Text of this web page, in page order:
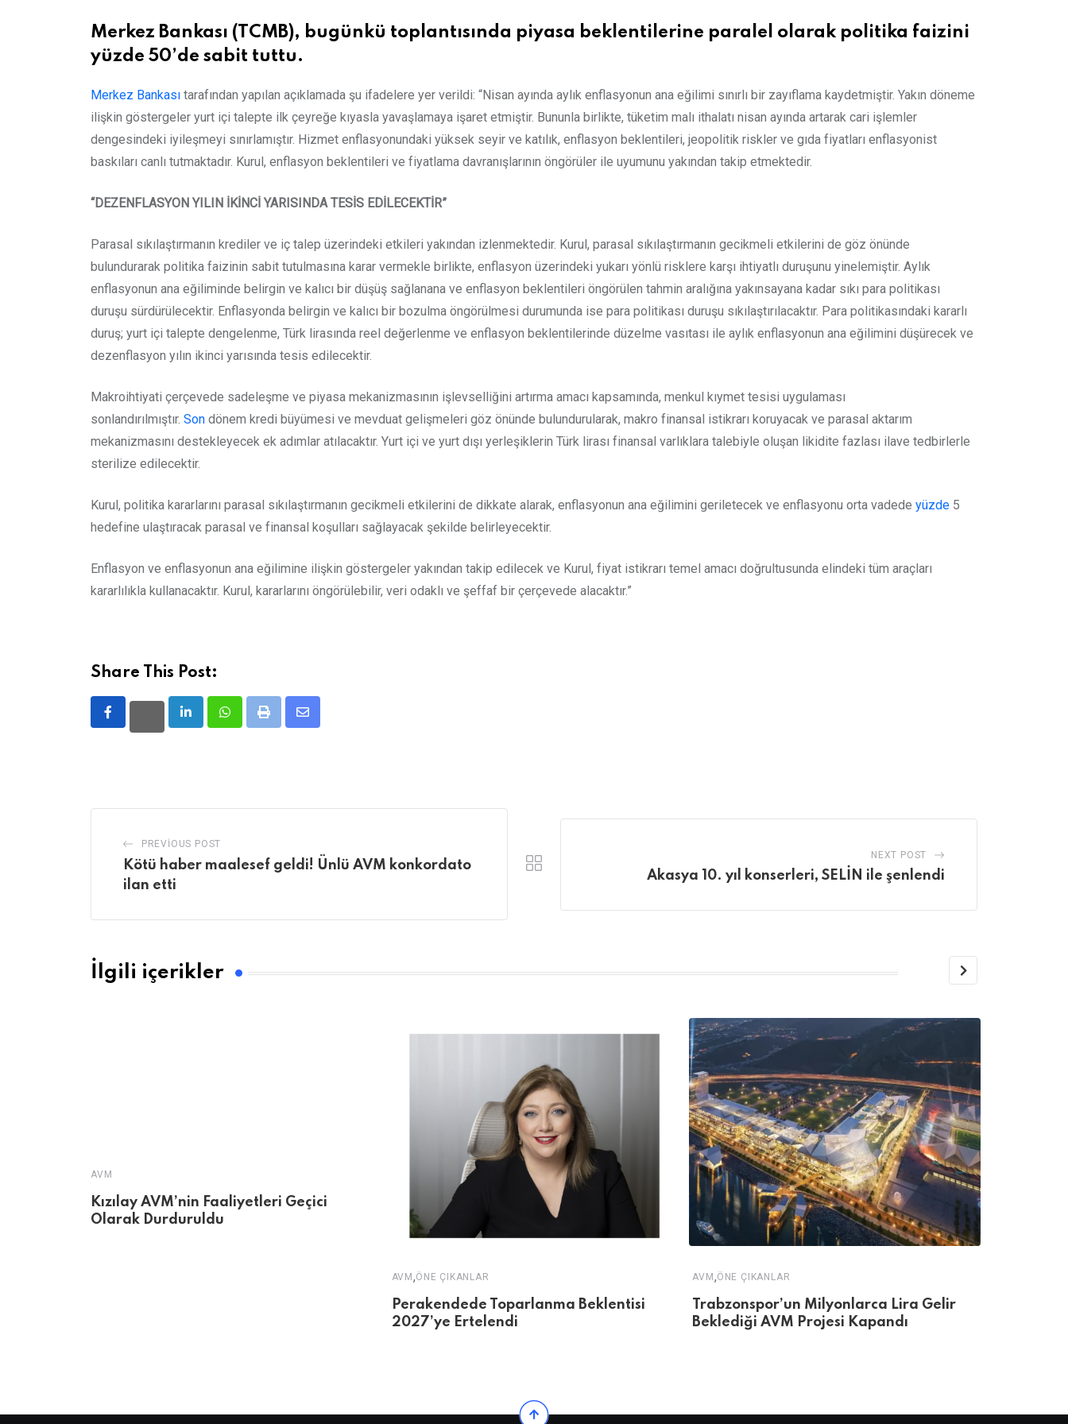
Merkez Bankası (TCMB), bugünkü toplantısında piyasa beklentilerine paralel olarak politika faizini
yüzde 50’de sabit tuttu.
Merkez Bankası tarafından yapılan açıklamada şu ifadelere yer verildi: “Nisan ayında aylık enflasyonun ana eğilimi sınırlı bir zayıflama kaydetmiştir. Yakın döneme
ilişkin göstergeler yurt içi talepte ilk çeyreğe kıyasla yavaşlamaya işaret etmiştir. Bununla birlikte, tüketim malı ithalatı nisan ayında artarak cari işlemler
dengesindeki iyileşmeyi sınırlamıştır. Hizmet enflasyonundaki yüksek seyir ve katılık, enflasyon beklentileri, jeopolitik riskler ve gıda fiyatları enflasyonist
baskıları canlı tutmaktadır. Kurul, enflasyon beklentileri ve fiyatlama davranışlarının öngörüler ile uyumunu yakından takip etmektedir.
“DEZENFLASYON YILIN İKİNCİ YARISINDA TESİS EDİLECEKTİR”
Parasal sıkılaştırmanın krediler ve iç talep üzerindeki etkileri yakından izlenmektedir. Kurul, parasal sıkılaştırmanın gecikmeli etkilerini de göz önünde
bulundurarak politika faizinin sabit tutulmasına karar vermekle birlikte, enflasyon üzerindeki yukarı yönlü risklere karşı ihtiyatlı duruşunu yinelemiştir. Aylık
enflasyonun ana eğiliminde belirgin ve kalıcı bir düşüş sağlanana ve enflasyon beklentileri öngörülen tahmin aralığına yakınsayana kadar sıkı para politikası
duruşu sürdürülecektir. Enflasyonda belirgin ve kalıcı bir bozulma öngörülmesi durumunda ise para politikası duruşu sıkılaştırılacaktır. Para politikasındaki kararlı
duruş; yurt içi talepte dengelenme, Türk lirasında reel değerlenme ve enflasyon beklentilerinde düzelme vasıtası ile aylık enflasyonun ana eğilimini düşürecek ve
dezenflasyon yılın ikinci yarısında tesis edilecektir.
Makroihtiyati çerçevede sadeleşme ve piyasa mekanizmasının işlevselliğini artırma amacı kapsamında, menkul kıymet tesisi uygulaması
sonlandırılmıştır. Son dönem kredi büyümesi ve mevduat gelişmeleri göz önünde bulundurularak, makro finansal istikrarı koruyacak ve parasal aktarım
mekanizmasını destekleyecek ek adımlar atılacaktır. Yurt içi ve yurt dışı yerleşiklerin Türk lirası finansal varlıklara talebiyle oluşan likidite fazlası ilave tedbirlerle
sterilize edilecektir.
Kurul, politika kararlarını parasal sıkılaştırmanın gecikmeli etkilerini de dikkate alarak, enflasyonun ana eğilimini geriletecek ve enflasyonu orta vadede yüzde 5
hedefine ulaştıracak parasal ve finansal koşulları sağlayacak şekilde belirleyecektir.
Enflasyon ve enflasyonun ana eğilimine ilişkin göstergeler yakından takip edilecek ve Kurul, fiyat istikrarı temel amacı doğrultusunda elindeki tüm araçları
kararlılıkla kullanacaktır. Kurul, kararlarını öngörülebilir, veri odaklı ve şeffaf bir çerçevede alacaktır.”
Share This Post:
LinkedInWhatsappPrint
Share
PREVIOUS POST
Kötü haber maalesef geldi! Ünlü AVM konkordato
ilan etti
NEXT POST
Akasya 10. yıl konserleri, SELİN ile şenlendi
İlgili içerikler
AVM
Kızılay AVM’nin Faaliyetleri Geçici
Olarak Durduruldu
AVM,ÖNE ÇIKANLAR
Perakendede Toparlanma Beklentisi
2027’ye Ertelendi
AVM ,ÖNE ÇIKANLAR
Trabzonspor’un Milyonlarca Lira Gelir
Beklediği AVM Projesi Kapandı